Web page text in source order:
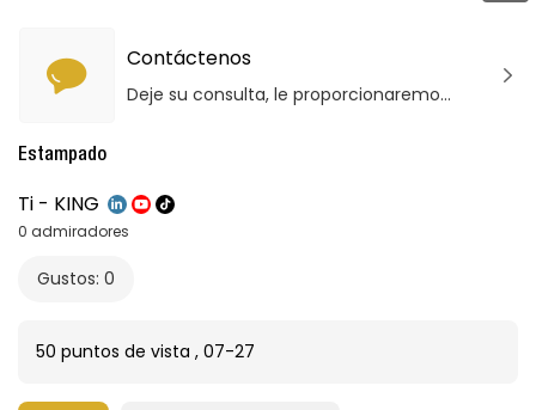
Contáctenos
Deje su consulta, le proporcionaremos productos y servicios de calidad.
Estampado
Ti - KING
0 admiradores
Gustos: 0
50 puntos de vista , 07-27